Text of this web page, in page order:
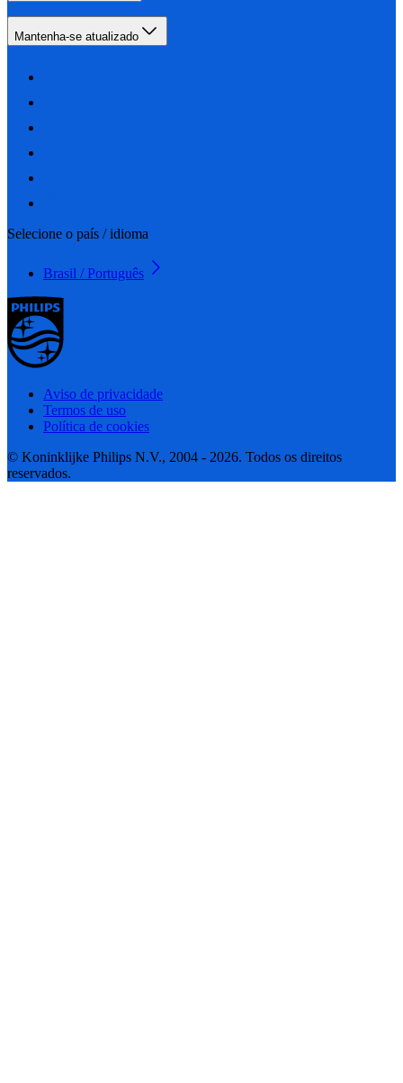
Mantenha-se atualizado
Selecione o país / idioma
Brasil / Português
Aviso de privacidade
Termos de uso
Política de cookies
© Koninklijke Philips N.V., 2004 - 2026. Todos os direitos
reservados.